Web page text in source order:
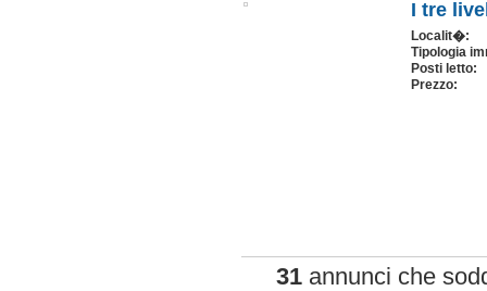
I tre
Localit�:
Tipologia
Posti letto:
Prezzo:
31 annunci che